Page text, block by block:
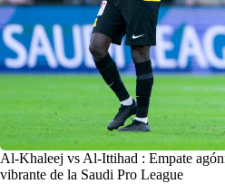
Al-Khaleej vs Al-Ittihad : Empate
vibrante de la Saudi Pro League